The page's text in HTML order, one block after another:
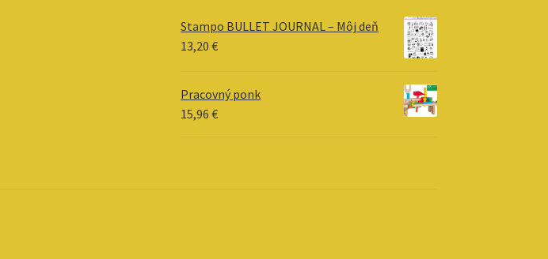
Stampo BULLET JOURNAL – Môj deň
13,20€
Pracovný ponk
15,96€